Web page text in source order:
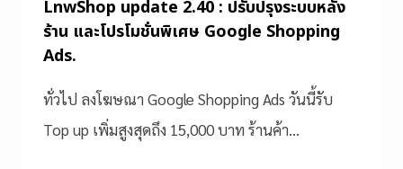
LnwShop update 2.40 : ปรับปรุงระบบหลัง
ร้าน และโปรโมชั่นพิเศษ Google Shopping
Ads.
ทั่วไป ลงโฆษณา Google Shopping Ads วันนี้รับ
Top up เพิ่มสูงสุดถึง 15,000 บาท ร้านค้า…